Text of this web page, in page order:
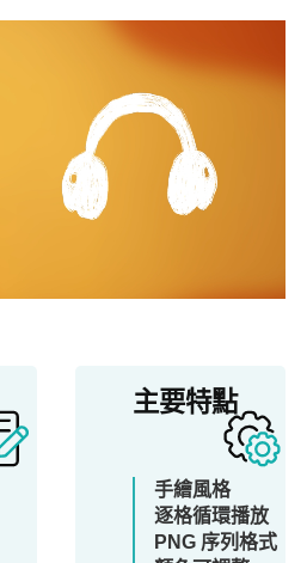
主要特點
手繪風格
逐格循環播放
PNG 序列格式